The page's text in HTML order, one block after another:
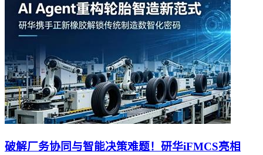
破解厂务协同与智能决策难题！研华iFMCS亮相